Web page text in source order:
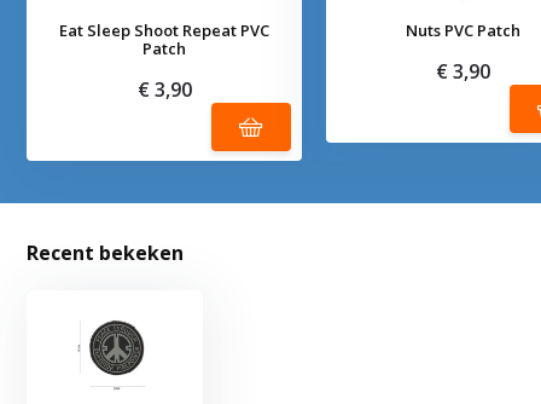
Eat Sleep Shoot Repeat PVC
Patch
€ 3,90
Nuts PVC Patch
€ 3,90
Recent bekeken